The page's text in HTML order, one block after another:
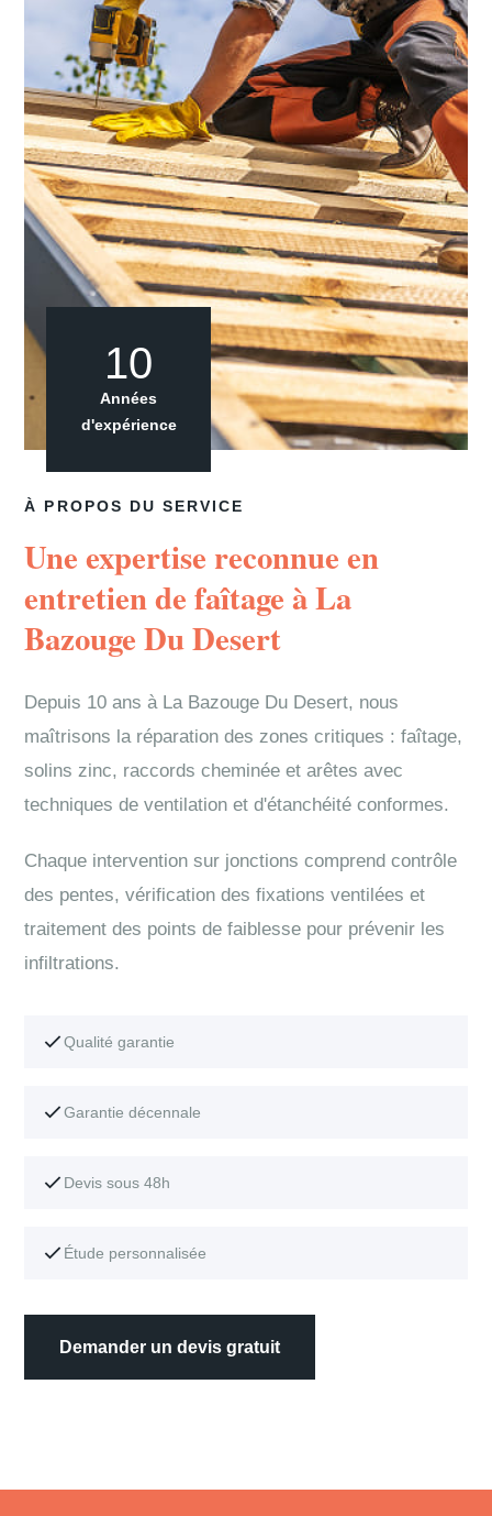
À PROPOS DU SERVICE
Une expertise reconnue en
entretien de faîtage à La
Bazouge Du Desert
Depuis 10 ans à La Bazouge Du Desert, nous
maîtrisons la réparation des zones critiques : faîtage,
solins zinc, raccords cheminée et arêtes avec
techniques de ventilation et d'étanchéité conformes.
Chaque intervention sur jonctions comprend contrôle
des pentes, vérification des fixations ventilées et
traitement des points de faiblesse pour prévenir les
infiltrations.
Qualité garantie
Garantie décennale
Devis sous 48h
Étude personnalisée
Demander un devis gratuit
10
Années
d'expérience